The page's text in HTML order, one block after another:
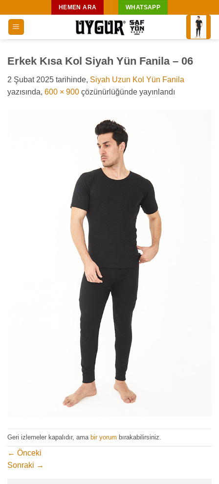
atla
HEMEN ARA WHATSAPP
Erkek Kısa Kol Siyah Yün Fanila – 06
2 Şubat 2025 tarihinde, Siyah Uzun Kol Yün Fanila
yazısında, 600 × 900 çözünürlüğünde yayınlandı
Geri izlemeler kapalıdır, ama bir yorum bırakabilirsiniz.
← Önceki
Sonraki →